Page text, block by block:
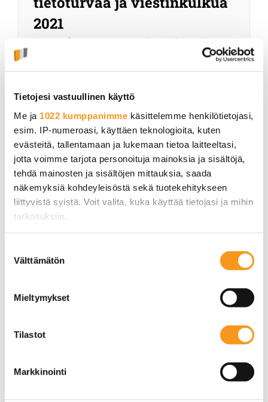
Tietojesi vastuullinen käyttö
Me ja 1022 kumppanimme käsittelemme henkilötietojasi,
esim. IP-numeroasi, käyttäen teknologioita, kuten
evästeitä, tallentamaan ja lukemaan tietoa laitteeltasi,
jotta voimme tarjota personoituja mainoksia ja sisältöjä,
tehdä mainosten ja sisältöjen mittauksia, saada
näkemyksiä kohdeyleisöstä sekä tuotekehitykseen
liittyvistä syistä. Voit valita, kuka käyttää tietojasi ja mihin
tarkoituksiin.
Kerätä tietoja maantieteellisestä sijainnistasi,
ominaispiirteitä aktiivisesti (sormenjäljen
Lue lisää siitä, miten henkilötietojasi käsitellään ja miten
evästeilmoituksessa.
valinta
Välttämätön
Mieltymykset
Tilastot
Markkinointi
2021
28 tammikuun, 2021 Categories:
Sähköposti ja
Sähköpostista on tullut elintärkeä työkalu
Luonnollisesti sähköpostiliikenteen pitäisi
toimia aina sujuvasti, mutta välillä viestien
kulussa voi kuitenkin esiintyä ongelmia.
Tässä kirjoituksessa käymme läpi yleisimpiä
ongelmia [...]